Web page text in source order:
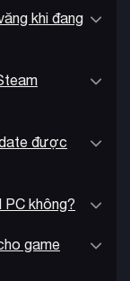
khi đang
được
không?
game